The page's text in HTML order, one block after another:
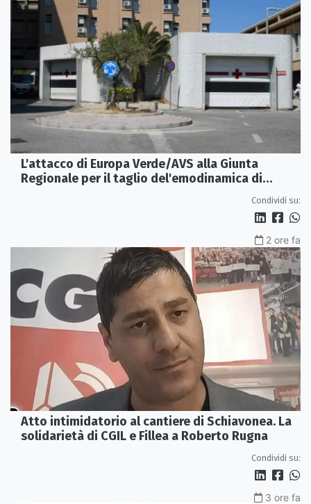
L'attacco di Europa Verde/AVS alla Giunta
Regionale per il taglio del'emodinamica di
Condividi su:
2 ore fa
Atto intimidatorio al cantiere di Schiavonea. La
solidarietà di CGIL e Fillea a Roberto Rugna
Condividi su:
3 ore fa